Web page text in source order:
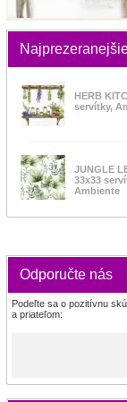
HERB
servítky,
JUNGLE
33x33
Ambiente
Odporučte nás
Podeľte sa o pozitívnu
a priateľom: